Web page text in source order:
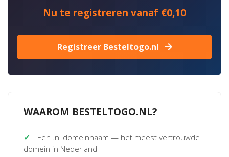
Nu te registreren vanaf €0,10
Registreer Besteltogo.nl
WAAROM BESTELTOGO.NL?
✓
Een .nl domeinnaam — het meest vertrouwde
domein in Nederland